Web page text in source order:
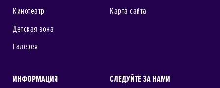
Кинотеатр
Детская зона
Галерея
Карта сайта
ИНФОРМАЦИЯ СЛЕДУЙТЕ ЗА НАМИ